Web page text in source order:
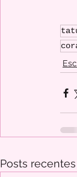
Posts recentes